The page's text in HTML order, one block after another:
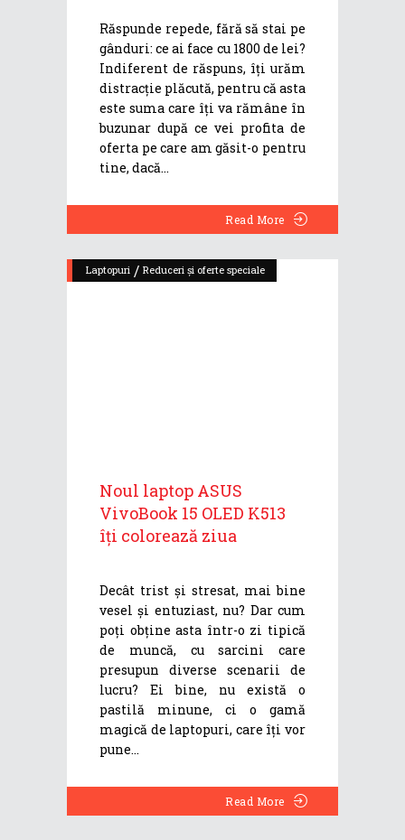
Răspunde repede, fără să stai pe
gânduri: ce ai face cu 1800 de lei?
Indiferent de răspuns, îți urăm
distracție plăcută, pentru că asta
este suma care îți va rămâne în
buzunar după ce vei profita de
oferta pe care am găsit-o pentru
tine, dacă
Read More
Laptopuri / Reduceri și oferte speciale
Noul laptop ASUS
VivoBook 15 OLED K513
îți colorează ziua
Decât trist și stresat, mai bine
vesel și entuziast, nu? Dar cum
poți obține asta într-o zi tipică
de muncă, cu sarcini care
presupun diverse scenarii de
lucru? Ei bine, nu există o
pastilă minune, ci o gamă
magică de laptopuri, care îți vor
pune
Read More